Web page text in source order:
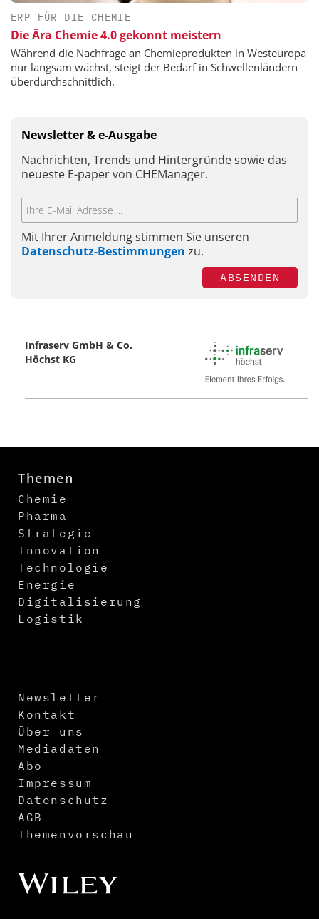
ERP FÜR DIE CHEMIE
Die Ära Chemie 4.0 gekonnt meistern
Während die Nachfrage an Chemieprodukten in Westeuropa
nur langsam wächst, steigt der Bedarf in Schwellenländern
überdurchschnittlich.
Newsletter & e-Ausgabe
Nachrichten, Trends und Hintergründe sowie das
neueste E-paper von CHEManager.
Mit Ihrer Anmeldung stimmen Sie unseren
Datenschutz-Bestimmungen zu.
ABSENDEN
Infraserv GmbH & Co.
Höchst KG
Themen
Chemie
Pharma
Strategie
Innovation
Technologie
Energie
Digitalisierung
Logistik
Newsletter
Kontakt
Über uns
Mediadaten
Abo
Impressum
Datenschutz
AGB
Themenvorschau